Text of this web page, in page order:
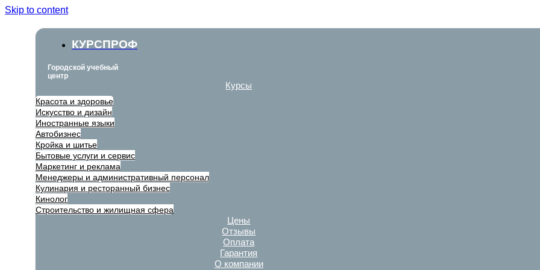
Skip to content
КУРСПРОФ
Городской учебный
центр
Курсы
Красота и здоровье
Искусство и дизайн
Иностранные языки
Автобизнес
Кройка и шитье
Бытовые услуги и сервис
Маркетинг и реклама
Менеджеры и административный персонал
Кулинария и ресторанный бизнес
Кинолог
Строительство и жилищная сфера
Цены
Отзывы
Оплата
Гарантия
О компании